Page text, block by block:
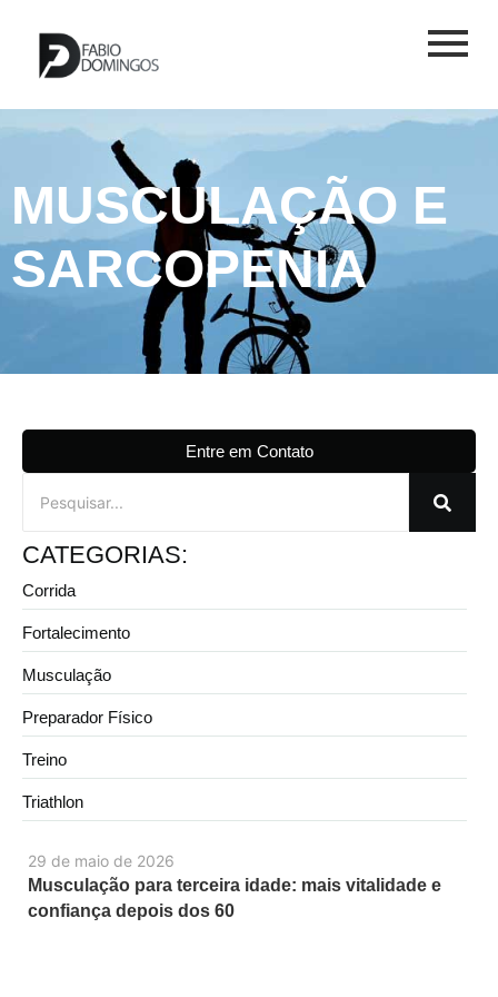
MUSCULAÇÃO E
SARCOPENIA
29 de maio de 2026
Musculação para terceira idade: mais vitalidade e
confiança depois dos 60
Entre em Contato
CATEGORIAS:
Corrida
Fortalecimento
Musculação
Preparador Físico
Treino
Triathlon